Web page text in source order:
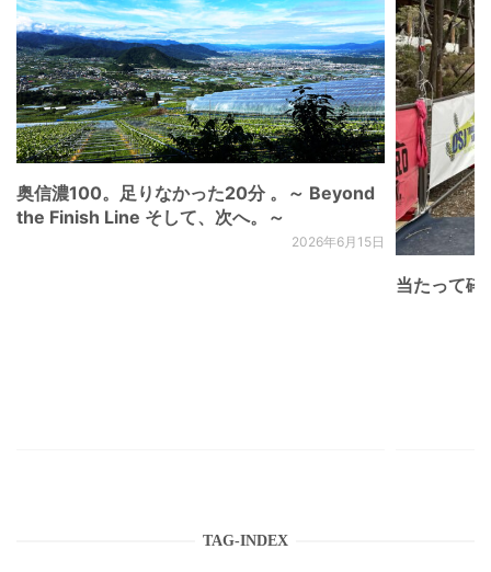
奥信濃100。足りなかった20分 。～ Beyond
the Finish Line そして、次へ。～
2026年6月15日
当たって砕
TAG-INDEX